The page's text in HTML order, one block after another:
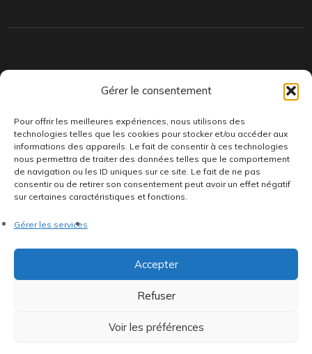
Gérer le consentement
Pour offrir les meilleures expériences, nous utilisons des
technologies telles que les cookies pour stocker et/ou accéder aux
informations des appareils. Le fait de consentir à ces technologies
nous permettra de traiter des données telles que le comportement
de navigation ou les ID uniques sur ce site. Le fait de ne pas
consentir ou de retirer son consentement peut avoir un effet négatif
sur certaines caractéristiques et fonctions.
Gérer les services
Accepter
Refuser
Voir les préférences
toujours des pépites musicales, dont des vinyles rares et exclusifs.
confidentialité
Politique de cookies•Termes & Condition•Mentions légales